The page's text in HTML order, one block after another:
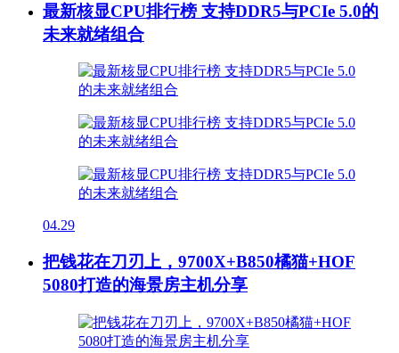
最新核显CPU排行榜 支持DDR5与PCIe 5.0的
未来就绪组合
04.29
把钱花在刀刃上，9700X+B850橘猫+HOF
5080打造的海景房主机分享